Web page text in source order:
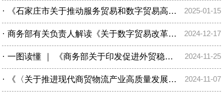
· 《石家庄市关于推动服务贸易和数字贸易高质量创新发展若干措施》政策解读 2025-01-15
· 商务部有关负责人解读《关于数字贸易改革创新发展的意见》 2024-12-17
· 一图读懂 ｜ 《商务部关于印发促进外贸稳定增长若干政策措施的通知》政策解读 2024-11-25
· 《〈关于推进现代商贸物流产业高质量发展的若干措施〉相关实施细则》解读 2024-11-07